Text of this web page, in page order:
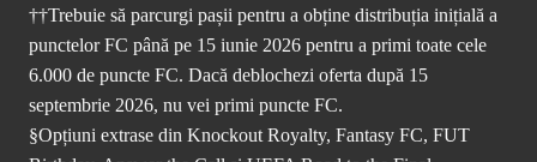
††Trebuie să parcurgi pașii pentru a obține distribuția inițială a
punctelor FC până pe 15 iunie 2026 pentru a primi toate cele
6.000 de puncte FC. Dacă deblochezi oferta după 15
septembrie 2026, nu vei primi puncte FC.
§Opțiuni extrase din Knockout Royalty, Fantasy FC, FUT